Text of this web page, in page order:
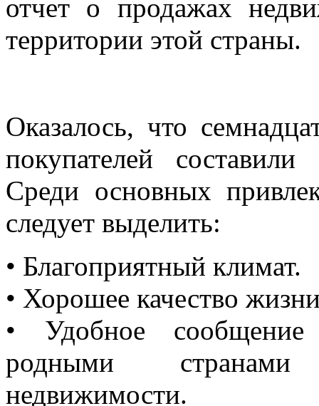
отчет о продажах
территории этой страны.
Оказалось, что
покупателей
Среди основных
следует выделить:
• Благоприятный климат.
• Хорошее качество
• Удобное
родными странами
недвижимости.